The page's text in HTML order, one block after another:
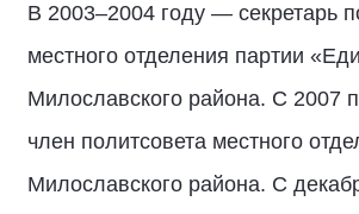
В 2003–2004 году — секретарь
местного отделения партии
Милославского района. С 2007
член политсовета местного
Милославского района. С